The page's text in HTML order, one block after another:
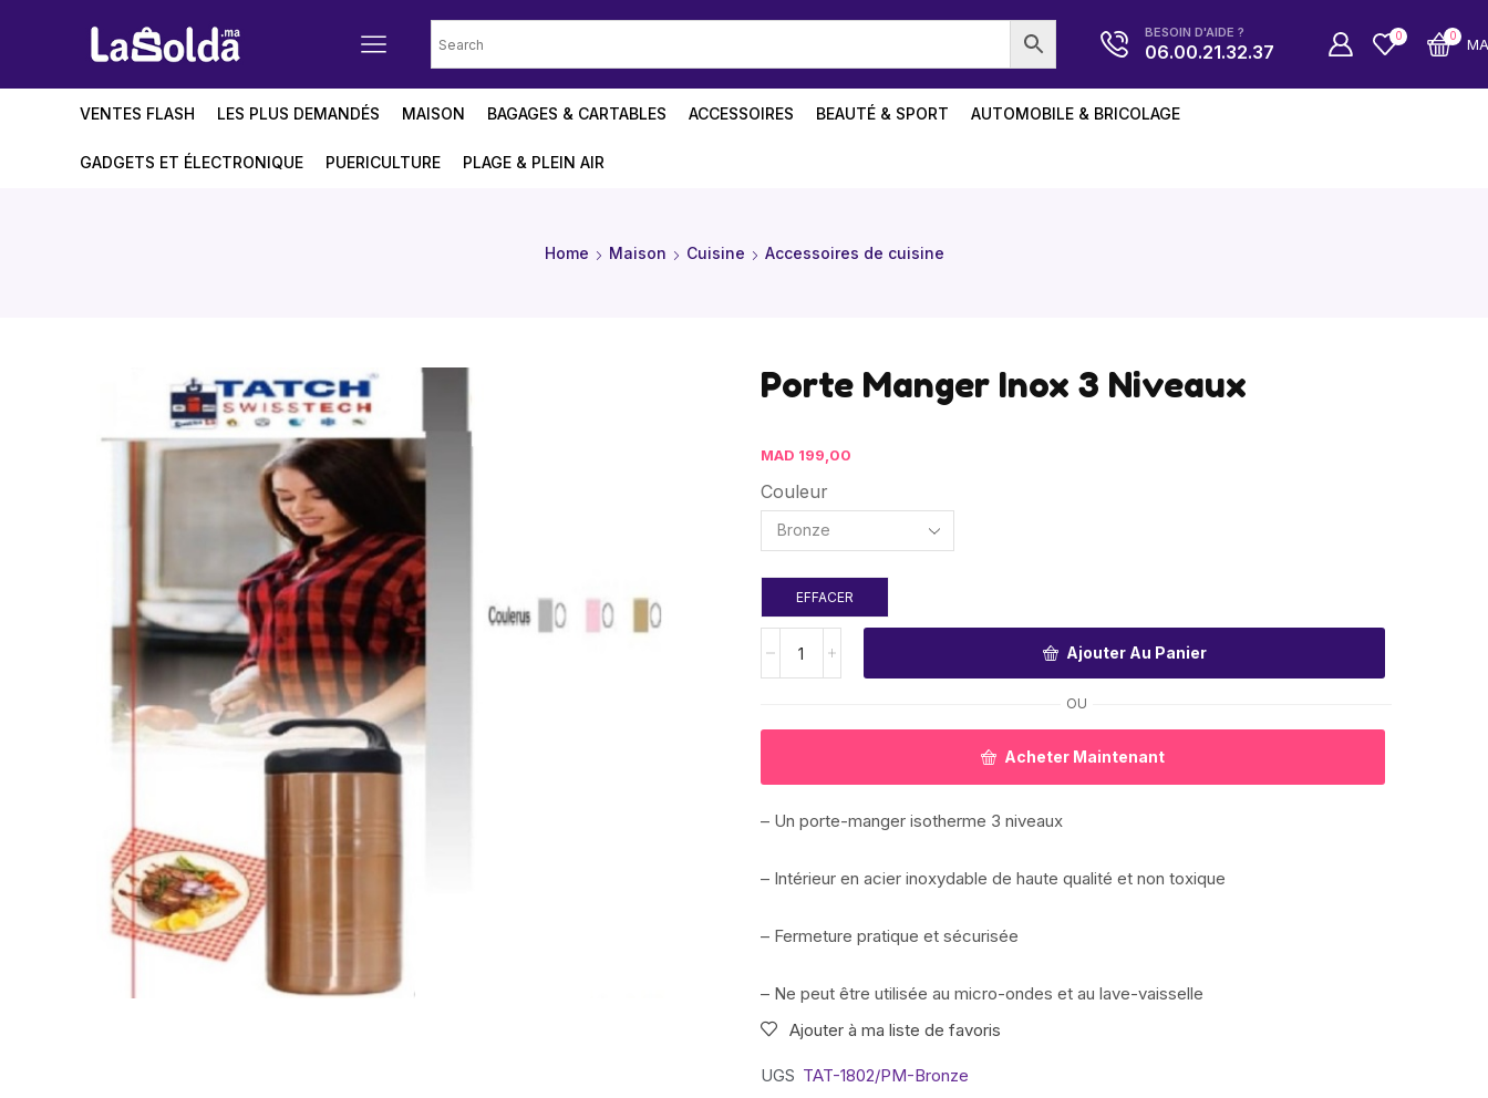
BESOIN D'AIDE ?
06.00.21.32.37
0 0
VENTES FLASH LES PLUS DEMANDÉS MAISON BAGAGES & CARTABLES ACCESSOIRES BEAUTÉ & SPORT AUTOMOBILE & BRICOLAGE
GADGETS ET ÉLECTRONIQUE PUERICULTURE PLAGE & PLEIN AIR
Home Maison Cuisine Accessoires de cuisine
Porte Manger Inox 3 Niveaux
MAD 199,00
Couleur
EFFACER
Ajouter Au Panier
OU
Acheter Maintenant
– Un porte-manger isotherme 3 niveaux
– Intérieur en acier inoxydable de haute qualité et non toxique
– Fermeture pratique et sécurisée
– Ne peut être utilisée au micro-ondes et au lave-vaisselle
Ajouter à ma liste de favoris
UGS TAT-1802/PM-Bronze